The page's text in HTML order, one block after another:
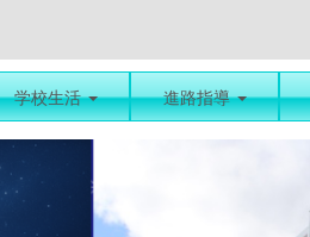
学校生活 進路指導